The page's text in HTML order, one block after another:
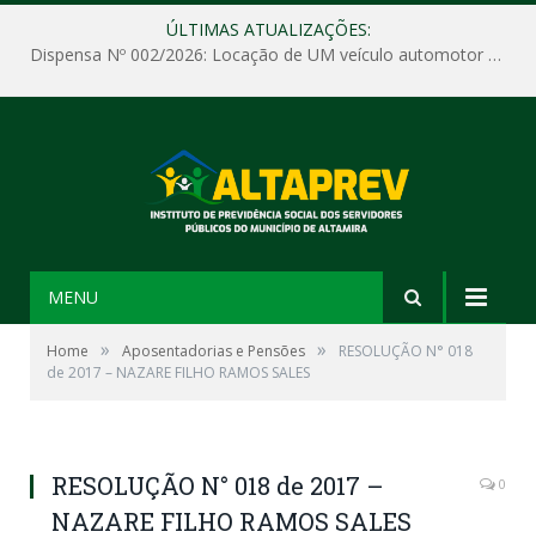
ÚLTIMAS ATUALIZAÇÕES:
Dispensa Nº 002/2026: Locação de UM veículo automotor sem motorista, tipo passeio, com seguro total e quilometragem livre, para atender as demandas operacionais e administrativas do Instituto de Previdência Social dos Servidores Públicos do Município de Altamira – PA – ALTAPREV.
MENU
Home » Aposentadorias e Pensões »
RESOLUÇÃO N° 018
de 2017 – NAZARE FILHO RAMOS SALES
RESOLUÇÃO N° 018 de 2017 –
NAZARE FILHO RAMOS SALES
0